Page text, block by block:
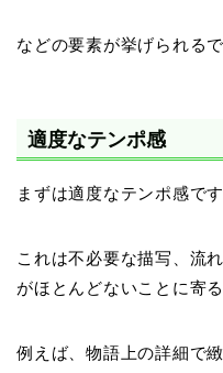
などの要素が挙げられるで
適度なテンポ感
まずは適度なテンポ感です
これは不必要な描写、流
がほとんどないことに寄る
例えば、物語上の詳細で